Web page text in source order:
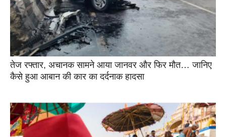
तेज रफ्तार, अचानक सामने आया जानवर और फिर मौत… जानिए
कैसे हुआ आबान की कार का दर्दनाक हादसा